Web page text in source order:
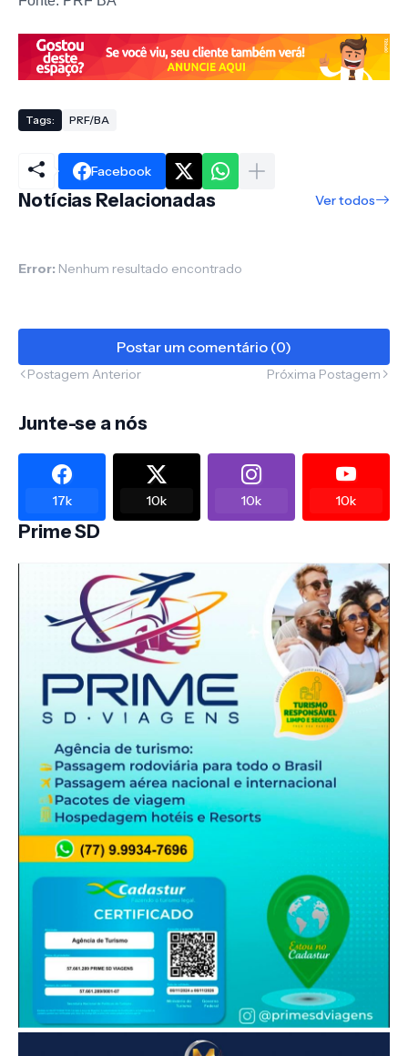
Tags: PRF/BA
Facebook
Notícias Relacionadas Ver todos
Error: Nenhum resultado encontrado
Postar um comentário (0)
Postagem Anterior Próxima Postagem
Junte-se a nós
17k 10k 10k 10k
Prime SD